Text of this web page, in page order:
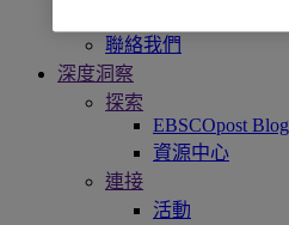
聯絡我們
深度洞察
探索
EBSCOpost Blog
資源中心
連接
活動